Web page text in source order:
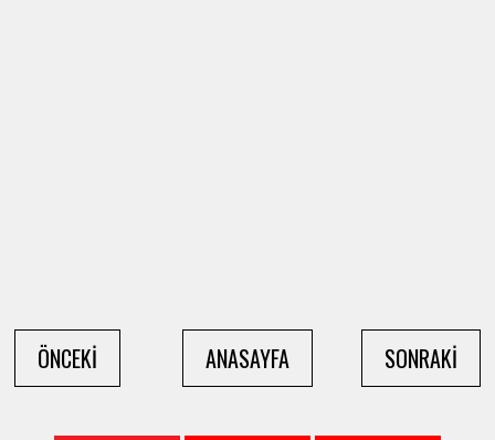
ÖNCEKİ SONRAKİ
ANASAYFA